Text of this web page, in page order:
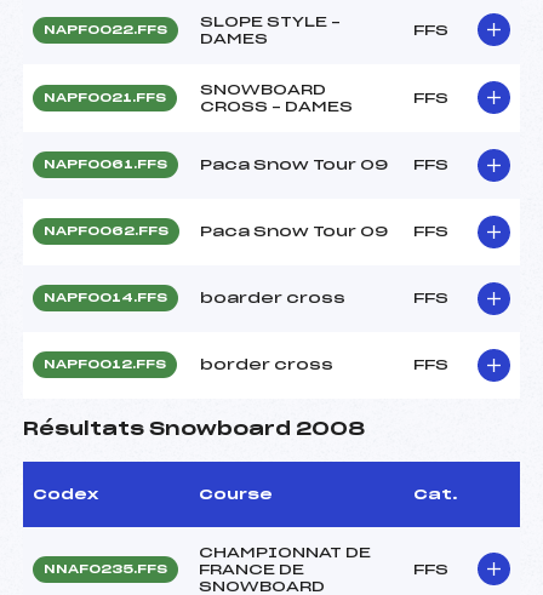
NAPF0022.FFS
SLOPE STYLE –
DAMES
FFS
NAPF0021.FFS
SNOWBOARD
CROSS – DAMES
FFS
NAPF0061.FFS Paca Snow Tour 09 FFS
NAPF0062.FFS Paca Snow Tour 09 FFS
NAPF0014.FFS boarder cross FFS
NAPF0012.FFS border cross FFS
Résultats Snowboard 2008
Codex Course Cat.
NNAF0235.FFS
CHAMPIONNAT DE
FRANCE DE
SNOWBOARD
FFS